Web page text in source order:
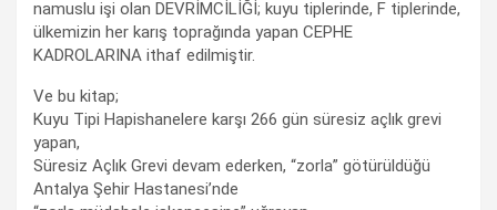
namuslu işi olan DEVRİMCİLİĞİ; kuyu tiplerinde, F tiplerinde,
ülkemizin her karış toprağında yapan CEPHE
KADROLARINA ithaf edilmiştir.
Ve bu kitap;
Kuyu Tipi Hapishanelere karşı 266 gün süresiz açlık grevi
yapan,
Süresiz Açlık Grevi devam ederken, “zorla” götürüldüğü
Antalya Şehir Hastanesi’nde